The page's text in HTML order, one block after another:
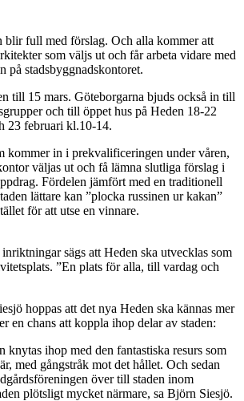
blir full med förslag. Och alla kommer att
som väljs ut och får arbeta vidare med
på stadsbyggnadskontoret.
till 15 mars. Göteborgarna bjuds också in till
och till öppet hus på Heden 18-22
23 februari kl.10-14.
kommer in i prekvalificeringen under våren,
väljas ut och få lämna slutliga förslag i
Fördelen jämfört med en traditionell
lättare kan ”plocka russinen ur kakan”
för att utse en vinnare.
sägs att Heden ska utvecklas som
”En plats för alla, till vardag och
hoppas att det nya Heden ska kännas mer
en chans att koppla ihop delar av staden:
knytas ihop med den fantastiska resurs som
med gångstråk mot det hållet. Och sedan
över till staden inom
plötsligt mycket närmare, sa Björn Siesjö.